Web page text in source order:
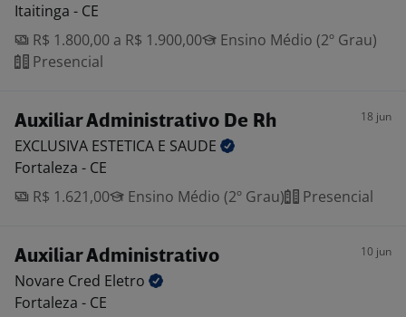
Itaitinga - CE
R$ 1.800,00 a R$ 1.900,00
Ensino Médio (2º Grau)
Presencial
Auxiliar Administrativo De Rh 18 jun
EXCLUSIVA ESTETICA E SAUDE
Fortaleza - CE
R$ 1.621,00
Ensino Médio (2º Grau) Presencial
Auxiliar Administrativo 10 jun
Novare Cred Eletro
Fortaleza - CE